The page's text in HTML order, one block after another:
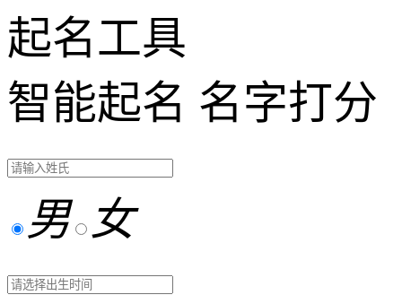
起名工具
智能起名 名字打分
男 女